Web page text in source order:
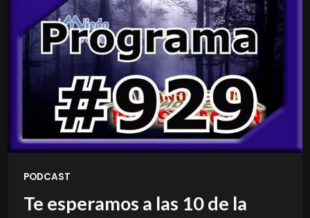
PODCAST
Te esperamos a las 10 de la